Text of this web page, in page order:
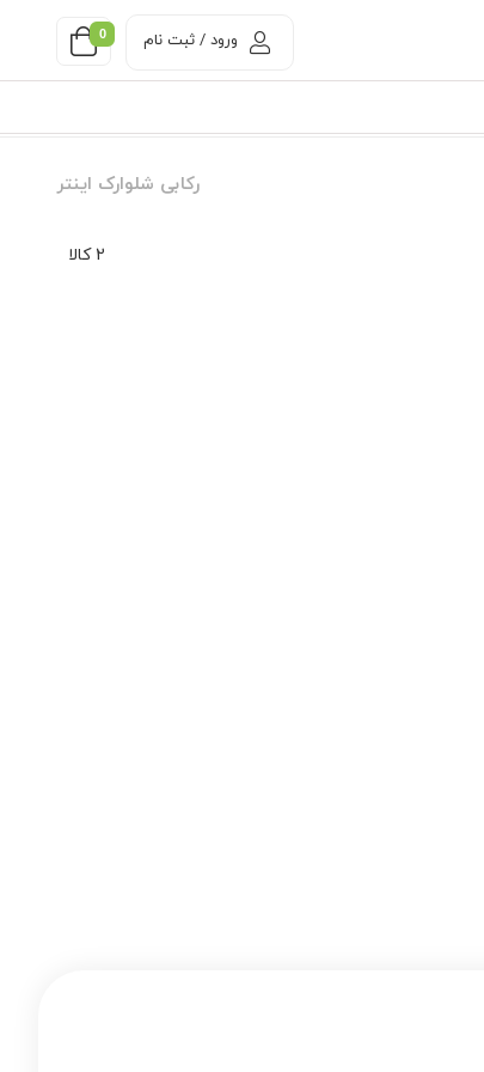
0 ورود / ثبت نام
رکابی شلوارک اینتر
2 کالا